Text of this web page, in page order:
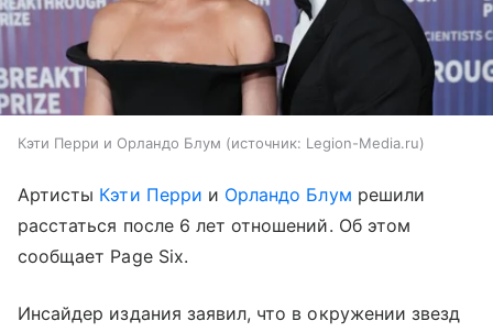
Кэти Перри и Орландо Блум источник: Legion-Media.ru
Артисты Кэти Перри и Орландо Блум решили
расстаться после 6 лет отношений. Об этом
сообщает Page Six.
Инсайдер издания заявил, что в окружении звезд